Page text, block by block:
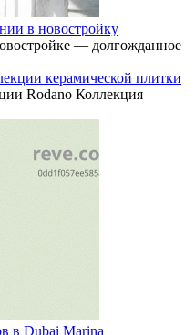
в новостройку
— долгожданное
керамической плитки
Rodano Коллекция
в Dubai Marina